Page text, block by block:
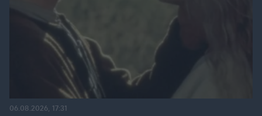
06.08.2026, 17:31